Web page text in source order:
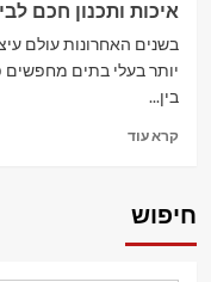
איכות ותכנון חכם
בשנים האחרונות עולם
יותר בעלי בתים
בין...
קרא עודRead
–
חיפוש